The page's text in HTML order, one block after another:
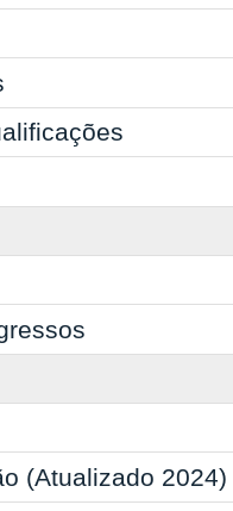
(Atualizado 2024)